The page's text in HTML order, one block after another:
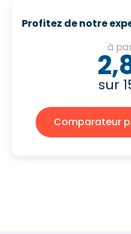
Profitez de notre
à
sur
Comparateur